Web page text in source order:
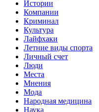
Истории
Компании
Криминал
Культура
Лайфхаки
Летние виды спорта
Личный счет
Люди
Места
Мнения
Мода
Народная медицина
Наука